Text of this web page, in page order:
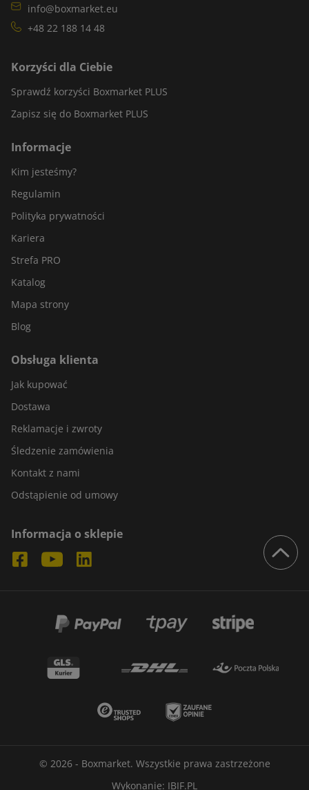
info@boxmarket.eu
+48 22 188 14 48
Korzyści dla Ciebie
Sprawdź korzyści Boxmarket PLUS
Zapisz się do Boxmarket PLUS
Informacje
Kim jesteśmy?
Regulamin
Polityka prywatności
Kariera
Strefa PRO
Katalog
Mapa strony
Blog
Obsługa klienta
Jak kupować
Dostawa
Reklamacje i zwroty
Śledzenie zamówienia
Kontakt z nami
Odstąpienie od umowy
Informacja o sklepie
© 2026 - Boxmarket. Wszystkie prawa zastrzeżone
Wykonanie: IBIF.PL